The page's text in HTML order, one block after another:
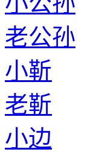
老公孙
小靳
老靳
小边